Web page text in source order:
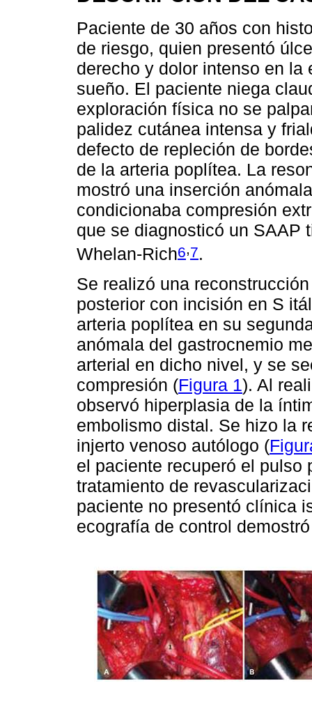
Paciente de 30 años con
de riesgo, quien presentó
derecho y dolor intenso en
sueño. El paciente niega
exploración física no se
palidez cutánea intensa y
defecto de repleción de
de la arteria poplítea. La
mostró una inserción
condicionaba compresión
que se diagnosticó un SAAP
Whelan-Rich6,7.
Se realizó una
posterior con incisión en S
arteria poplítea en su
anómala del gastrocnemio
arterial en dicho nivel, y se
compresión (Figura 1). Al
observó hiperplasia de la
embolismo distal. Se hizo la
injerto venoso autólogo (
el paciente recuperó el
tratamiento de
paciente no presentó clínica
ecografía de control